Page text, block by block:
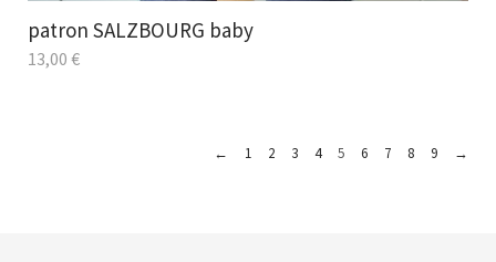
patron SALZBOURG baby
13,00 €
← 1 2 3 4 5 6 7 8 9 →